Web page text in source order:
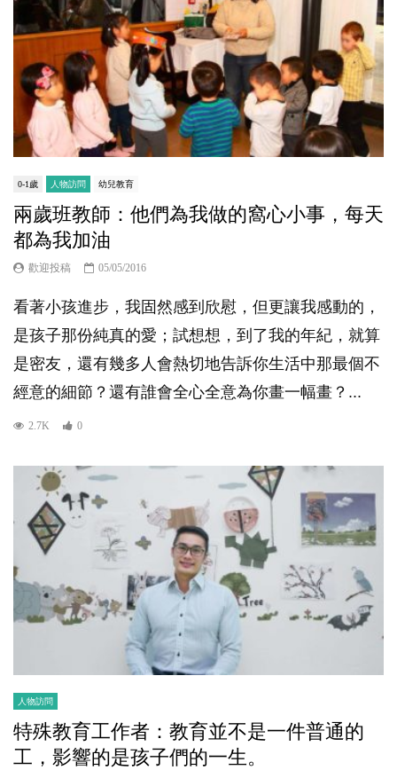
0-1歲 人物訪問 幼兒教育
兩歲班教師：他們為我做的窩心小事，每天
都為我加油
歡迎投稿 05/05/2016
看著小孩進步，我固然感到欣慰，但更讓我感動的，
是孩子那份純真的愛；試想想，到了我的年紀，就算
是密友，還有幾多人會熱切地告訴你生活中那最個不
經意的細節？還有誰會全心全意為你畫一幅畫？...
2.7K 0
人物訪問
特殊教育工作者：教育並不是一件普通的
工，影響的是孩子們的一生。